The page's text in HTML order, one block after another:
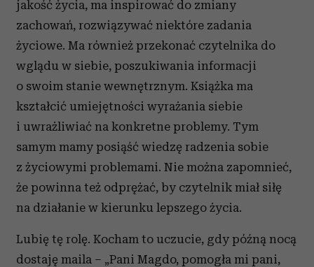
społecznościowym, reklamowym i analitycznym.
Partnerzy mogą połączyć te informacje z innymi danymi
otrzymanymi od Ciebie lub uzyskanymi podczas
korzystania z ich usług.
jakość życia, ma inspirować do zmiany
zachowań, rozwiązywać niektóre zadania
życiowe. Ma również przekonać czytelnika do
wglądu w siebie, poszukiwania informacji
o swoim stanie wewnętrznym. Książka ma
kształcić umiejętności wyrażania siebie
i uwrażliwiać na konkretne problemy. Tym
samym mamy posiąść wiedzę radzenia sobie
z życiowymi problemami. Nie można zapomnieć,
że powinna też odprężać, by czytelnik miał siłę
na działanie w kierunku lepszego życia.
Lubię tę rolę. Kocham to uczucie, gdy późną nocą
dostaję maila – „Pani Magdo, pomogła mi pani,